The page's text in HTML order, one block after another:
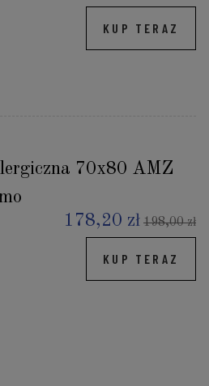
KUP TERAZ
70x80 AMZ
178,20 zł 198,00 zł
KUP TERAZ